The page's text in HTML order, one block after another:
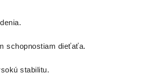
schopnostiam dieťaťa.
stabilitu.